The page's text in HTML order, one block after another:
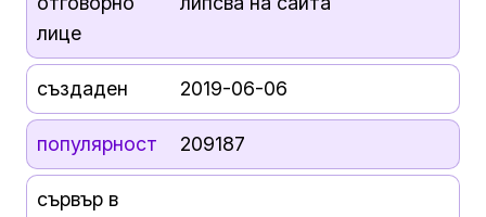
лице
създаден 2019-06-06
популярност 209187
сървър в